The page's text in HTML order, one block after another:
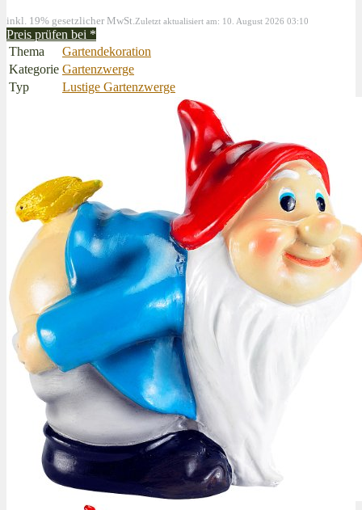
inkl. 19% gesetzlicher MwSt. Zuletzt aktualisiert am: 10. August 2026 03:10
Preis prüfen bei *
Thema
Gartendekoration
Kategorie Gartenzwerge
Typ
Lustige Gartenzwerge